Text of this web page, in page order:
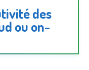
des
ou on-